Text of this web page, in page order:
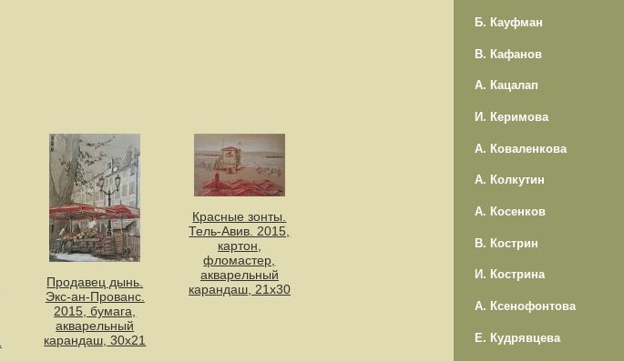
Продавец дынь.
Экс-ан-Прованс.
2015, бумага,
акварельный
карандаш, 30х21
Красные зонты.
Тель-Авив. 2015,
картон,
фломастер,
акварельный
карандаш, 21х30
Б. Кауфман
В. Кафанов
А. Кацалап
И. Керимова
А. Коваленкова
А. Колкутин
А. Косенков
В. Кострин
И. Кострина
А. Ксенофонтова
Е. Кудрявцева